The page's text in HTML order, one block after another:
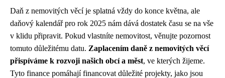
Daň z nemovitých věcí je splatná vždy do konce května, ale
daňový kalendář pro rok 2025 nám dává dostatek času se na vše
v klidu připravit. Pokud vlastníte nemovitost, věnujte pozornost
tomuto důležitému datu. Zaplacením daně z nemovitých věcí
přispíváme k rozvoji našich obcí a měst, ve kterých žijeme.
Tyto finance pomáhají financovat důležité projekty, jako jsou